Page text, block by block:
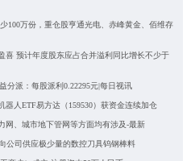
100万份，重仓股亨通光电、赤峰黄金、佰维存
喜 预计年度股东应占合并溢利同比增长不少于
分派：每股派利0.22295元|每日视讯
人ETF易方达（159530）获资金连续加仓
网、城市地下管网等方面均有涉及-最新
公司供应极少量的数控刀具钨钢棒料